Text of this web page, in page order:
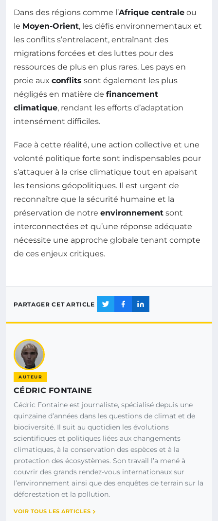
Dans des régions comme l’Afrique centrale ou
le Moyen-Orient, les défis environnementaux et
les conflits s’entrelacent, entraînant des
migrations forcées et des luttes pour des
ressources de plus en plus rares. Les pays en
proie aux conflits sont également les plus
négligés en matière de financement
climatique, rendant les efforts d’adaptation
intensément difficiles.
Face à cette réalité, une action collective et une
volonté politique forte sont indispensables pour
s’attaquer à la crise climatique tout en apaisant
les tensions géopolitiques. Il est urgent de
reconnaître que la sécurité humaine et la
préservation de notre environnement sont
interconnectées et qu’une réponse adéquate
nécessite une approche globale tenant compte
de ces enjeux critiques.
PARTAGER CET ARTICLE
AUTEUR
CÉDRIC FONTAINE
Cédric Fontaine est journaliste, spécialisé depuis une
quinzaine d’années dans les questions de climat et de
biodiversité. Il suit au quotidien les évolutions
scientifiques et politiques liées aux changements
climatiques, à la conservation des espèces et à la
protection des écosystèmes. Son travail l’a mené à
couvrir des grands rendez-vous internationaux sur
l’environnement ainsi que des enquêtes de terrain sur la
déforestation et la pollution.
VOIR TOUS LES ARTICLES